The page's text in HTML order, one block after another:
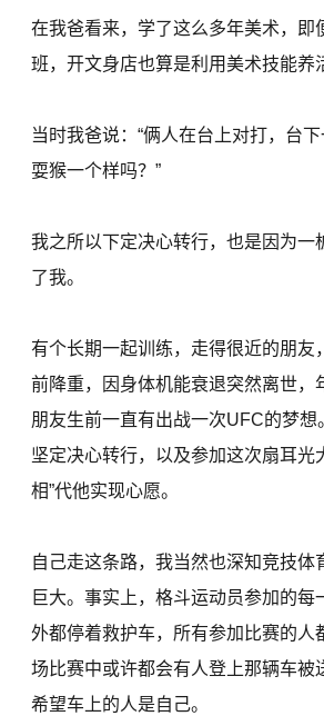
在我爸看来，学了这么多年美术，即
班，开文身店也算是利用美术技能养
当时我爸说：“俩人在台上对打，台
耍猴一个样吗？”
我之所以下定决心转行，也是因为一
了我。
有个长期一起训练，走得很近的朋友
前降重，因身体机能衰退突然离世，
朋友生前一直有出战一次UFC的梦想
坚定决心转行，以及参加这次扇耳光
相”代他实现心愿。
自己走这条路，我当然也深知竞技体
巨大。事实上，格斗运动员参加的每
外都停着救护车，所有参加比赛的人
场比赛中或许都会有人登上那辆车被
希望车上的人是自己。